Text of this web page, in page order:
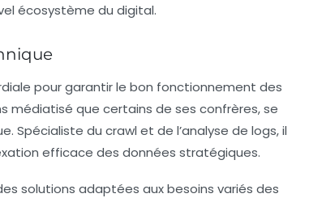
écosystème du digital.
pour garantir le bon fonctionnement des
médiatisé que certains de ses confrères, se
Spécialiste du crawl et de l’analyse de logs, il
efficace des données stratégiques.
solutions adaptées aux besoins variés des